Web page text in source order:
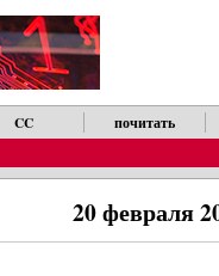
CC почитать
20 февраля